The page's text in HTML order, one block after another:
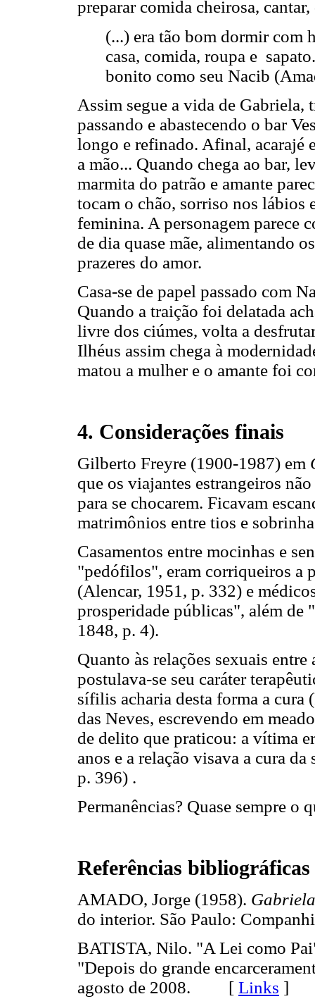
preparar comida cheirosa,
(...) era tão bom dormir com
casa, comida, roupa e
bonito como seu Nacib
Assim segue a vida de Gabriela,
passando e abastecendo o bar
longo e refinado. Afinal, acarajé
a mão... Quando chega ao bar,
marmita do patrão e amante
tocam o chão, sorriso nos lábios
feminina. A personagem parece
de dia quase mãe, alimentando
prazeres do amor.
Casa-se de papel passado com
Quando a traição foi delatada
livre dos ciúmes, volta a
Ilhéus assim chega à
matou a mulher e o amante foi
4. Considerações finais
Gilberto Freyre (1900-1987) em
que os viajantes estrangeiros
para se chocarem. Ficavam
matrimônios entre tios e
Casamentos entre mocinhas e
"pedófilos", eram corriqueiros a
(Alencar, 1951, p. 332) e
prosperidade públicas", além de
1848, p. 4).
Quanto às relações sexuais
postulava-se seu caráter
sífilis acharia desta forma a cura
das Neves, escrevendo em
de delito que praticou: a vítima
anos e a relação visava a cura
p. 396) .
Permanências? Quase sempre o
Referências bibliográficas
AMADO, Jorge (1958).
do interior. São Paulo:
BATISTA, Nilo. "A Lei como
"Depois do grande
agosto de 2008. [ Links ]